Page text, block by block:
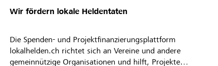
Wir fördern lokale Heldentaten
Die Spenden- und Projektfinanzierungsplattform
lokalhelden.ch richtet sich an Vereine und andere
gemeinnützige Organisationen und hilft, Projekte